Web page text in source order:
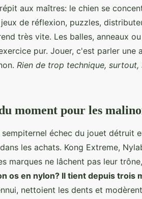
aux maîtres: le chien se
de réflexion, puzzles,
très vite. Les balles, anneaux
pur. Jouer, c'est parler une
Rien de trop technique,
moment pour les
échec du jouet détruit
les achats. Kong Extreme,
marques ne lâchent pas leur
os en nylon? Il tient depuis trois
nettoient les dents et